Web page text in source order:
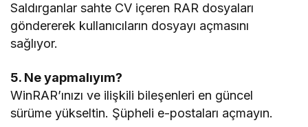
Saldırganlar sahte CV içeren RAR dosyaları
göndererek kullanıcıların dosyayı açmasını
sağlıyor.
5. Ne yapmalıyım?
WinRAR’ınızı ve ilişkili bileşenleri en güncel
sürüme yükseltin. Şüpheli e-postaları açmayın.